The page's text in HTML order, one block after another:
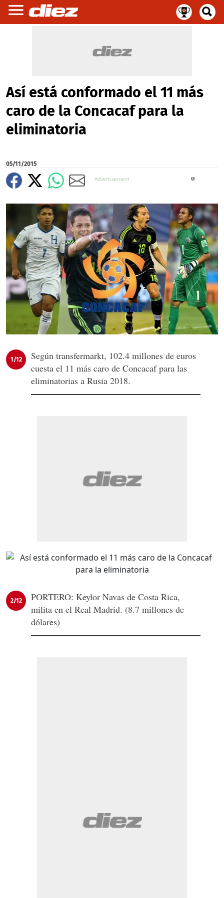
Así está conformado el 11 más
caro de la Concacaf para la
eliminatoria
05/11/2015
1/12
Según transfermarkt, 102.4 millones de euros
cuesta el 11 más caro de Concacaf para las
eliminatorias a Rusia 2018.
2/12
PORTERO: Keylor Navas de Costa Rica,
milita en el Real Madrid. (8.7 millones de
dólares)
X